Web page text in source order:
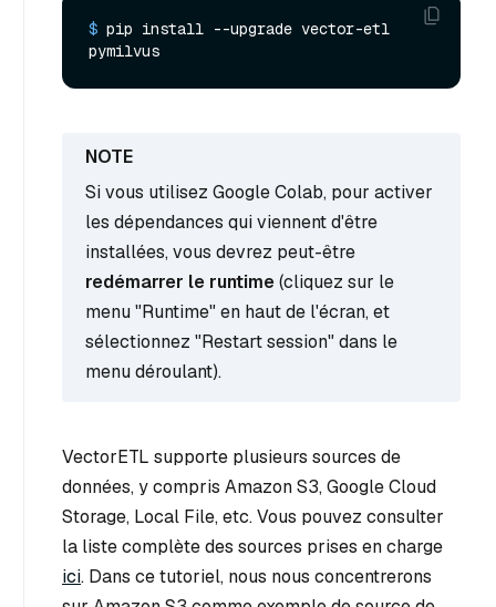
$ pip install --upgrade vector-etl
pymilvus
Si vous utilisez Google Colab, pour activer
les dépendances qui viennent d'être
installées, vous devrez peut-être
redémarrer le runtime(cliquez sur le
menu "Runtime" en haut de l'écran, et
sélectionnez "Restart session" dans le
menu déroulant).
VectorETL supporte plusieurs sources de
données, y compris Amazon S3, Google Cloud
Storage, Local File, etc. Vous pouvez consulter
la liste complète des sources prises en charge
ici. Dans ce tutoriel, nous nous concentrerons